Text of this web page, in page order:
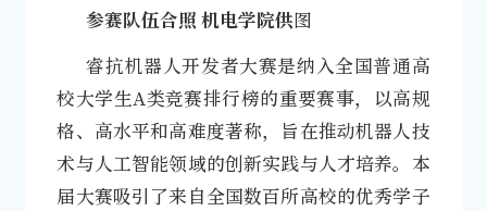
参赛队伍合照 机电学院供图
睿抗机器人开发者大赛是纳入全国普通高
校大学生A类竞赛排行榜的重要赛事，以高规
格、高水平和高难度著称，旨在推动机器人技
术与人工智能领域的创新实践与人才培养。本
届大赛吸引了来自全国数百所高校的优秀学子